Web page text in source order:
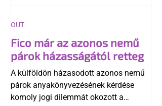
Fico már az azonos nemű
párok házasságától retteg
A külföldön házasodott azonos nemű
párok anyakönyvezésének kérdése
komoly jogi dilemmát okozott a
OUT